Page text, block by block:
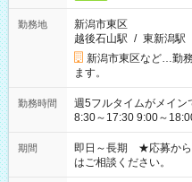
勤務地
新潟市東区
越後石山駅 / 東新潟駅
新潟市東区など…勤
ます。
勤務時間
週5フルタイムがメイ
8:30～17:30 9:00～
その他にも勤務時間多
ご希望を教えてくださ
期間
即日～長期 ★応募から
はご相談ください。